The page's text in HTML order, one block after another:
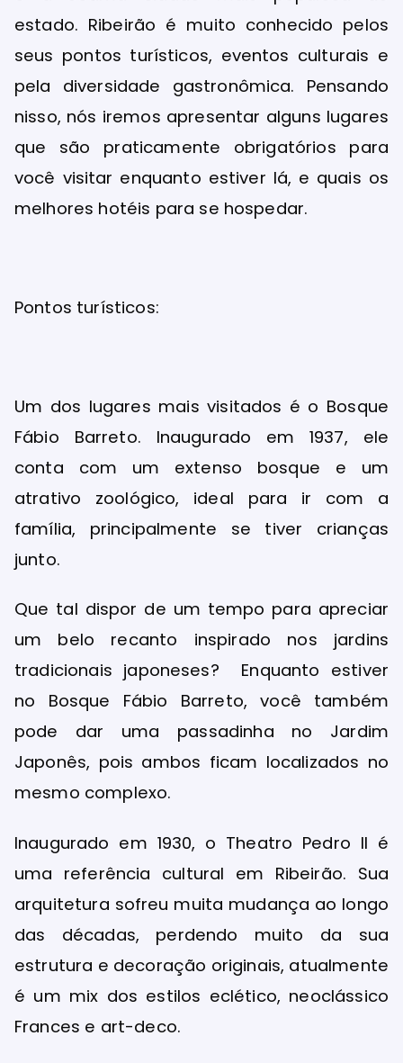
estado. Ribeirão é muito conhecido pelos
seus pontos turísticos, eventos culturais e
pela diversidade gastronômica. Pensando
nisso, nós iremos apresentar alguns lugares
que são praticamente obrigatórios para
você visitar enquanto estiver lá, e quais os
melhores hotéis para se hospedar.
Pontos turísticos:
Um dos lugares mais visitados é o Bosque
Fábio Barreto. Inaugurado em 1937, ele
conta com um extenso bosque e um
atrativo zoológico, ideal para ir com a
família, principalmente se tiver crianças
junto.
Que tal dispor de um tempo para apreciar
um belo recanto inspirado nos jardins
tradicionais japoneses? Enquanto estiver
no Bosque Fábio Barreto, você também
pode dar uma passadinha no Jardim
Japonês, pois ambos ficam localizados no
mesmo complexo.
Inaugurado em 1930, o Theatro Pedro II é
uma referência cultural em Ribeirão. Sua
arquitetura sofreu muita mudança ao longo
das décadas, perdendo muito da sua
estrutura e decoração originais, atualmente
é um mix dos estilos eclético, neoclássico
Frances e art-deco.